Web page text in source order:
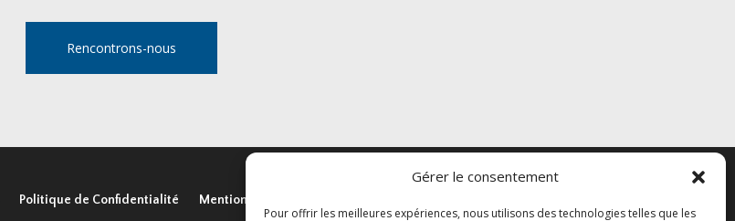
Gérer le consentement
Pour offrir les meilleures expériences, nous utilisons des technologies telles que les
Rencontrons-nous
Politique de Confidentialité Mentions légales